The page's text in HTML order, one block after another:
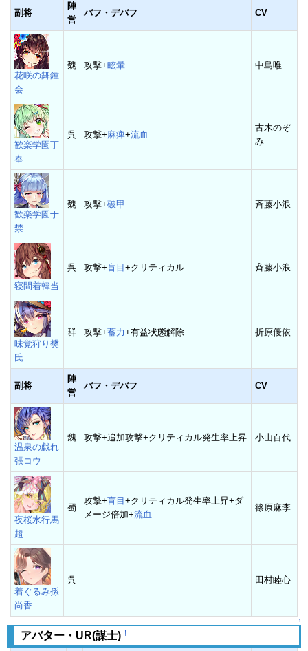
副将
陣
営
バフ・デバフ CV
花咲の舞鍾
会
魏 攻撃+眩暈 中島唯
歓楽学園丁
奉
呉 攻撃+麻痺+流血
古木のぞ
み
歓楽学園于
禁
魏 攻撃+破甲 斉藤小浪
寝間着韓当
呉 攻撃+盲目 +クリティカル 斉藤小浪
味覚狩り樊
氏
群 攻撃+蓄力+有益状態解除 折原優依
副将
陣
営
バフ・デバフ CV
温泉の戯れ
張コウ
魏 攻撃+追加攻撃+クリティカル発生率上昇 小山百代
夜桜水行馬
超
蜀
攻撃+盲目 +クリティカル発生率上昇+ダ
メージ倍加+流血
篠原麻李
着ぐるみ孫
尚香
呉 田村睦心
↑
アバター・UR(謀士) †